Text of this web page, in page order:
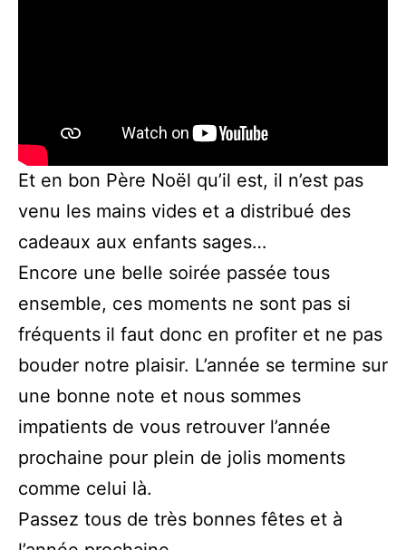
Et en bon Père Noël qu’il est, il n’est pas
venu les mains vides et a distribué des
cadeaux aux enfants sages…
Encore une belle soirée passée tous
ensemble, ces moments ne sont pas si
fréquents il faut donc en profiter et ne pas
bouder notre plaisir. L’année se termine sur
une bonne note et nous sommes
impatients de vous retrouver l’année
prochaine pour plein de jolis moments
comme celui là.
Passez tous de très bonnes fêtes et à